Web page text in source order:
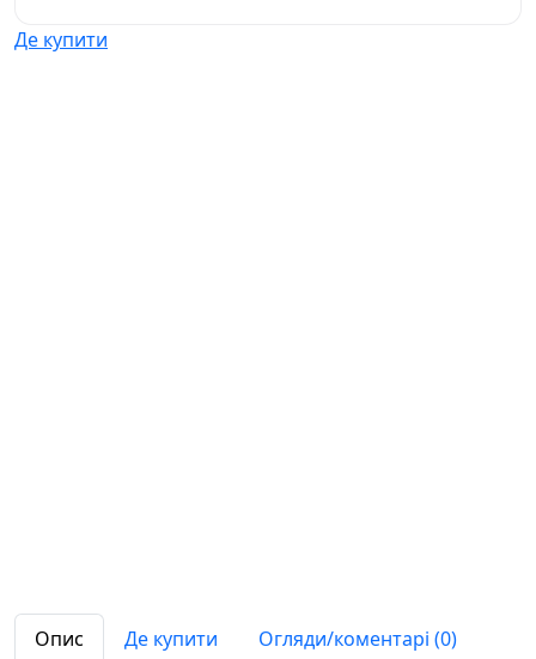
Де купити
Опис Де купити Огляди/коментарі (0)